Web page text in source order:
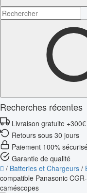
Recherches récentes
Livraison gratuite +300€
Retours sous 30 jours
Paiement 100%
Garantie de qualité
/ Batteries et Chargeurs /
compatible Panasonic
caméscopes